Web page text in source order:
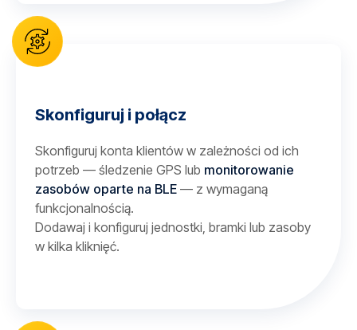
Skonfiguruj i połącz
Skonfiguruj konta klientów w zależności od ich
potrzeb — śledzenie GPS lub monitorowanie
zasobów oparte na BLE — z wymaganą
funkcjonalnością.
Dodawaj i konfiguruj jednostki, bramki lub zasoby
w kilka kliknięć.